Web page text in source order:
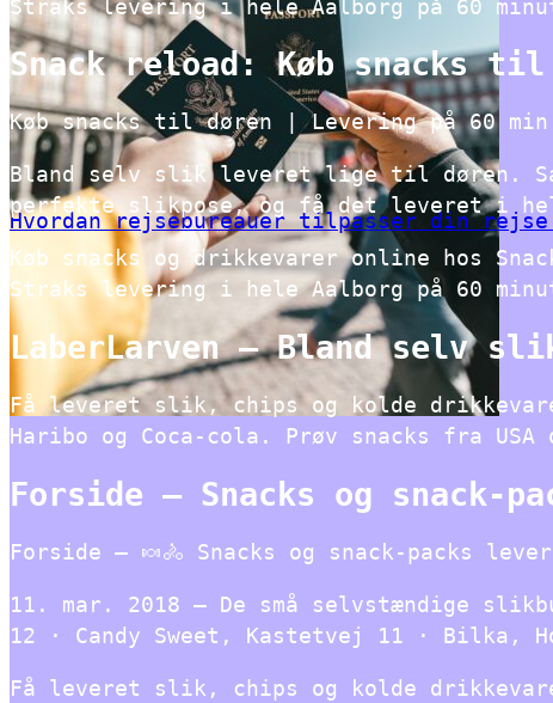
Hvordan rejsebureauer tilpasser din
Straks levering i hele Aalborg på 60
Snack reload: Køb snacks
Køb snacks til døren | Levering på 60
Bland selv slik leveret lige til døren.
perfekte slikpose, og få det leveret i
Køb snacks og drikkevarer online hos
Straks levering i hele Aalborg på 60
LaberLarven – Bland selv
Få leveret slik, chips og kolde
Haribo og Coca-cola. Prøv snacks fra USA
Forside – Snacks og snack-
Forside – 🍬🚴 Snacks og snack-packs
11. mar. 2018 — De små selvstændige
12 · Candy Sweet, Kastetvej 11 · Bilka,
Få leveret slik, chips og kolde